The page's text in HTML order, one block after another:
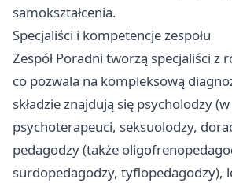
samokształcenia.
Specjaliści i kompetencje zespołu
Zespół Poradni tworzą specjaliści z
co pozwala na kompleksową
składzie znajdują się psycholodzy
psychoterapeuci, seksuolodzy,
pedagodzy (także
surdopedagodzy, tyflopedagodzy),